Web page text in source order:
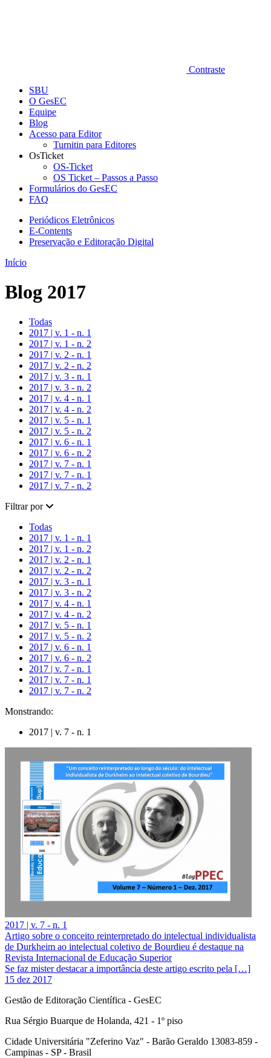
Contraste
SBU
O GesEC
Equipe
Blog
Acesso para Editor
Turnitin para Editores
OsTicket
OS-Ticket
OS Ticket – Passos a Passo
Formulários do GesEC
FAQ
Periódicos Eletrônicos
E-Contents
Preservação e Editoração Digital
Início
Blog 2017
Todas
2017 | v. 1 - n. 1
2017 | v. 1 - n. 2
2017 | v. 2 - n. 1
2017 | v. 2 - n. 2
2017 | v. 3 - n. 1
2017 | v. 3 - n. 2
2017 | v. 4 - n. 1
2017 | v. 4 - n. 2
2017 | v. 5 - n. 1
2017 | v. 5 - n. 2
2017 | v. 6 - n. 1
2017 | v. 6 - n. 2
2017 | v. 7 - n. 1
2017 | v. 7 - n. 1
2017 | v. 7 - n. 2
Filtrar por
Todas
2017 | v. 1 - n. 1
2017 | v. 1 - n. 2
2017 | v. 2 - n. 1
2017 | v. 2 - n. 2
2017 | v. 3 - n. 1
2017 | v. 3 - n. 2
2017 | v. 4 - n. 1
2017 | v. 4 - n. 2
2017 | v. 5 - n. 1
2017 | v. 5 - n. 2
2017 | v. 6 - n. 1
2017 | v. 6 - n. 2
2017 | v. 7 - n. 1
2017 | v. 7 - n. 1
2017 | v. 7 - n. 2
Monstrando:
2017 | v. 7 - n. 1
2017 | v. 7 - n. 1
Artigo sobre o conceito reinterpretado do intelectual individualista
de Durkheim ao intelectual coletivo de Bourdieu é destaque na
Revista Internacional de Educação Superior
Se faz mister destacar a importância deste artigo escrito pela […]
15 dez 2017
Gestão de Editoração Científica - GesEC
Rua Sérgio Buarque de Holanda, 421 - 1º piso
Cidade Universitária "Zeferino Vaz" - Barão Geraldo 13083-859 -
Campinas - SP - Brasil